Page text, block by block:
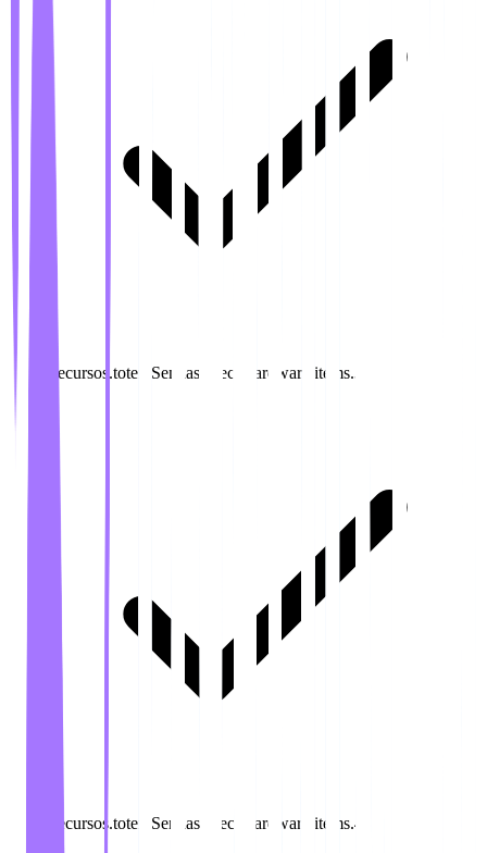
recursos.totemSenhas.specs.hardware.items.3
recursos.totemSenhas.specs.hardware.items.4